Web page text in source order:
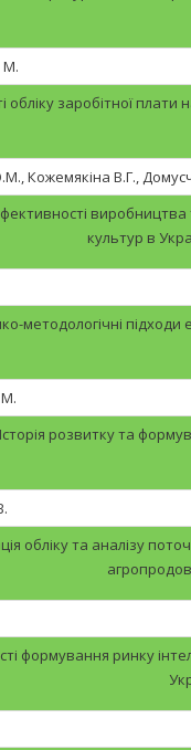
М.
обліку заробітної плати
Кожемякіна В.Г.,
виробництва
культур в
методологічні
Історія розвитку та
обліку та аналізу
формування ринку